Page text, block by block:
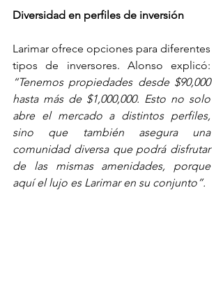
Diversidad en perfiles de inversión
Larimar ofrece opciones para diferentes
“Tenemos propiedades desde $90,000
hasta más de $1,000,000. Esto no solo
abre el mercado a distintos perfiles,
sino que también asegura una
comunidad diversa que podrá disfrutar
de las mismas amenidades, porque
aquí el lujo es Larimar en su conjunto”.